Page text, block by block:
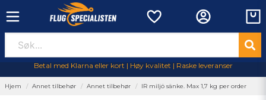
Betal med Klarna eller kort | Høy kvalitet | Raske leveranser
Hjem Annet tilbehør Annet tilbehør IR miljö sänke. Max 1,7 kg per order